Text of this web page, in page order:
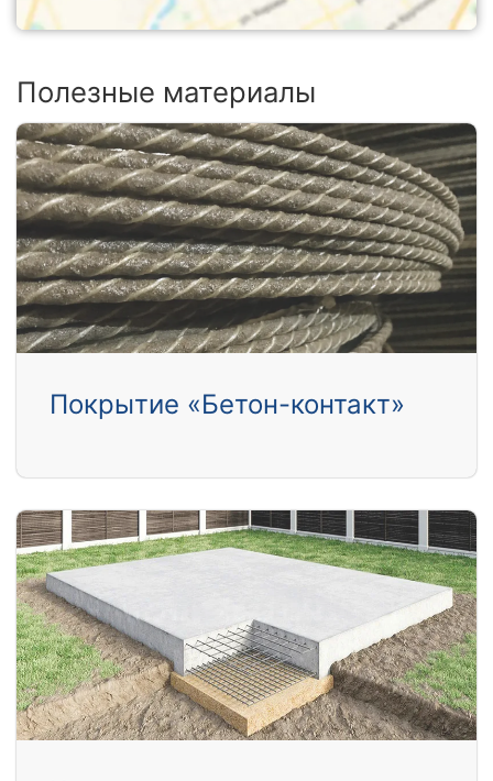
Полезные материалы
Покрытие «Бетон-контакт»